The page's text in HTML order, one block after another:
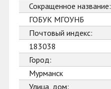
Сокращенное название:
ГОБУК МГОУНБ
Почтовый индекс:
183038
Город:
Мурманск
Улица, дом: